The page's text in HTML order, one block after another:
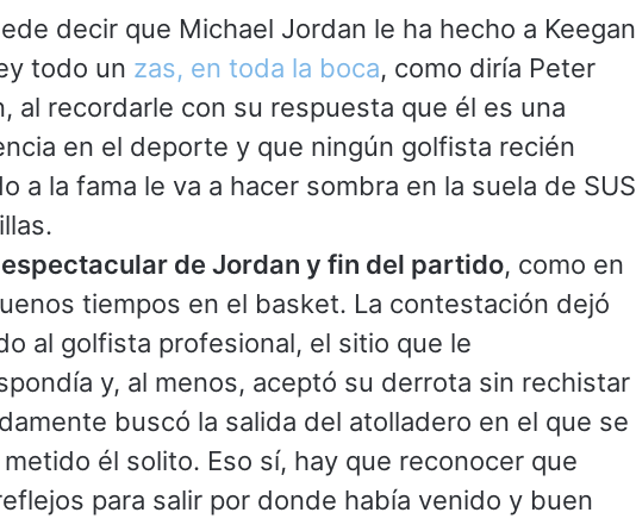
decir que Michael Jordan le ha hecho a Keegan
todo un zas, en toda la boca, como diría Peter
al recordarle con su respuesta que él es una
en el deporte y que ningún golfista recién
a la fama le va a hacer sombra en la suela de SUS
de Jordan y fin del partido, como en
tiempos en el basket. La contestación dejó
al golfista profesional, el sitio que le
y, al menos, aceptó su derrota sin rechistar
buscó la salida del atolladero en el que se
metido él solito. Eso sí, hay que reconocer que
para salir por donde había venido y buen